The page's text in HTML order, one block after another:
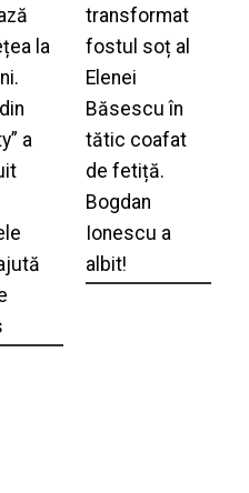
la
a
transformat
fostul soț al
Elenei
Băsescu în
tătic coafat
de fetiță.
Bogdan
Ionescu a
albit!